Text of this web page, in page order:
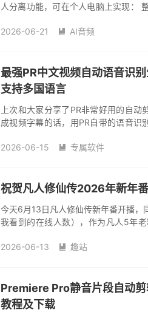
人分离功能，可在个人电脑上实现：
2026-06-21  AI音频
最强PR中文视频自动语音识
支持多国语言
上次和大家分享了PR非常好用的自
成视频字幕的话，用PR自带的语音识
工作效率，降低人工...
2026-06-15  专属软件
祝贺凡人修仙传2026年新年
今天6月13日凡人修仙传新年番开播
我看到的在线人数），作为凡人5年
下去，还是雾山...
2026-06-13  趣站
Premiere Pro静音片段自动
教程及下载